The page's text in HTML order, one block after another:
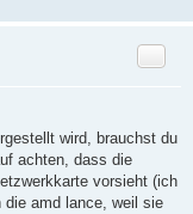
Zitat
wird, brauchst du
achten, dass die
vorsieht (ich
die amd lance, weil sie